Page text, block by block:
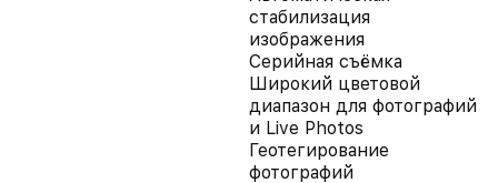
стабилизация
изображения
Серийная съëмка
Широкий цветовой
диапазон для фотографий
и Live Photos
Геотегирование
фотографий